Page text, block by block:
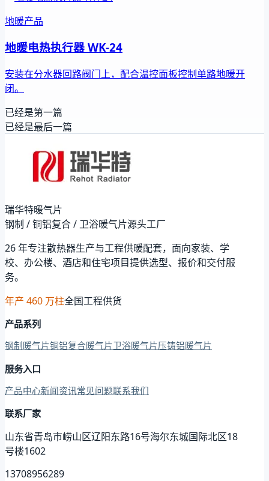
地暖产品
地暖电热执行器 WK-24
安装在分水器回路阀门上，配合温控面板控制单路地暖开
闭。
已经是第一篇
已经是最后一篇
瑞华特暖气片
钢制 / 铜铝复合 / 卫浴暖气片源头工厂
26 年专注散热器生产与工程供暖配套，面向家装、学
校、办公楼、酒店和住宅项目提供选型、报价和交付服
务。
年产 460 万柱全国工程供货
产品系列
钢制暖气片铜铝复合暖气片卫浴暖气片压铸铝暖气片
服务入口
产品中心新闻资讯常见问题联系我们
联系厂家
山东省青岛市崂山区辽阳东路16号海尔东城国际北区18
号楼1602
13708956289